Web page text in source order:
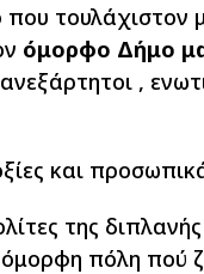
τουλάχιστον
όμορφο Δήμο
,
και
της
πόλη πού